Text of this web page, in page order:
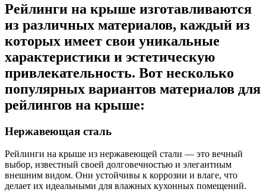
Рейлинги на крыше изготавливаются
из различных материалов, каждый из
которых имеет свои уникальные
характеристики и эстетическую
привлекательность. Вот несколько
популярных вариантов материалов для
рейлингов на крыше:
Нержавеющая сталь
Рейлинги на крыше из нержавеющей стали — это вечный
выбор, известный своей долговечностью и элегантным
внешним видом. Они устойчивы к коррозии и влаге, что
делает их идеальными для влажных кухонных помещений.